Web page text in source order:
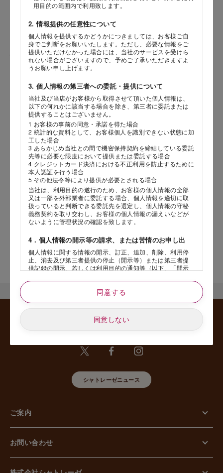
用目的の範囲内で利用致します。
2. 情報提供の任意性について
個人情報を提供するかどうかにつきましては、お客様ご自
身でご判断をお願いいたします。ただし、必要な情報をご
提供いただけなかった場合には、当社のサービスを受けら
れない場合がございますので、予めご了承いただきますよ
うお願い申し上げます。
3. 個人情報の第三者への委託・提供について
当社及び当店がお客様から取得させて頂いた個人情報は、
以下の何れかに該当する場合を除き、第三者に委託または
提供することはございません。
1 お客様の事前の同意・承諾を得た場合
2 統計的な資料として、お客様個人を識別できない状態に加
工した場合
3 あらかじめ当社との間で機密保持契約を締結している委託
先等に必要な限度において提供または委託する場合
4 クレジットカード決済における不正利用を防止するために
本人認証を行う場合
5 その他法令等により提供が必要とされる場合
当社は、利用目的の遂行のため、お客様の個人情報の全部
又は一部を外部業者に委託する場合、個人情報を適切に取
扱っていると判断できる委託先を選定し、個人情報の守秘
義務契約を取り交わし、お客様の個人情報の漏えいなどが
ないように管理状況の確認を致します。
4．個人情報の開示等の請求、または苦情のお申し出
個人情報に関する情報の開示、訂正、追加、削除、利用停
止、消去及び第三者提供の停止（開示等）または第三者提
供記録の開示、若しくは利用目的の通知等（以下、「開示
のお申し出があった場合には、請求者がご本人であること
あるいは正式な代理人として認められる方であることを確
な期間と範囲内で対応させていただきます。
5. 個人情報の安全管理のために講じた措置について
に以下の措置をしております。
【組織的安全管理措置】
用、個人情報の取扱い状況を確認する手段の整備、漏えい
等事案に対応する体制の整備、取扱い状況の把握及び安全
管理措置の見直し等に関して、必要な措置を講じていま
個人情報の取扱いに関する留意事項について、従業員に定
持に関する事項を含む誓約書を取得しております。
【物理的安全管理措置】
個人情報を取り扱う区域の管理、機器及び電子媒体等の盗
難等の防止、電子媒体等を持ち運ぶ場合の漏えい等の防
て、必要な措置を講じています。
同意する
同意しない
番地以降
生年月日
年
店舗サービスに関するお問い合わせにつきましては、内容欄に『店
舗名』を記載いただけますと幸いです。
シャトレーゼニュース
ご案内
お問い合わせ
岳や末広がりを意味す
やつ時」という意味を込
。雄大な八ヶ岳山麓の自
れる、こだわりのスイー
海外 Overseas shops
Indonesia
Malaysia
Hong Kong
UAE
Thailand
Vietnam